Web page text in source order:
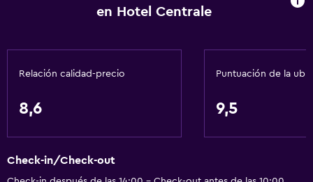
en Hotel Centrale
Relación calidad-precio
8,6
Puntuación de la
9,5
Check-in/Check-out